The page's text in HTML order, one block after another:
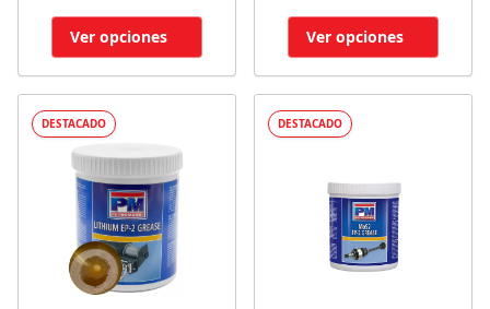
Ver opciones Ver opciones
DESTACADO DESTACADO